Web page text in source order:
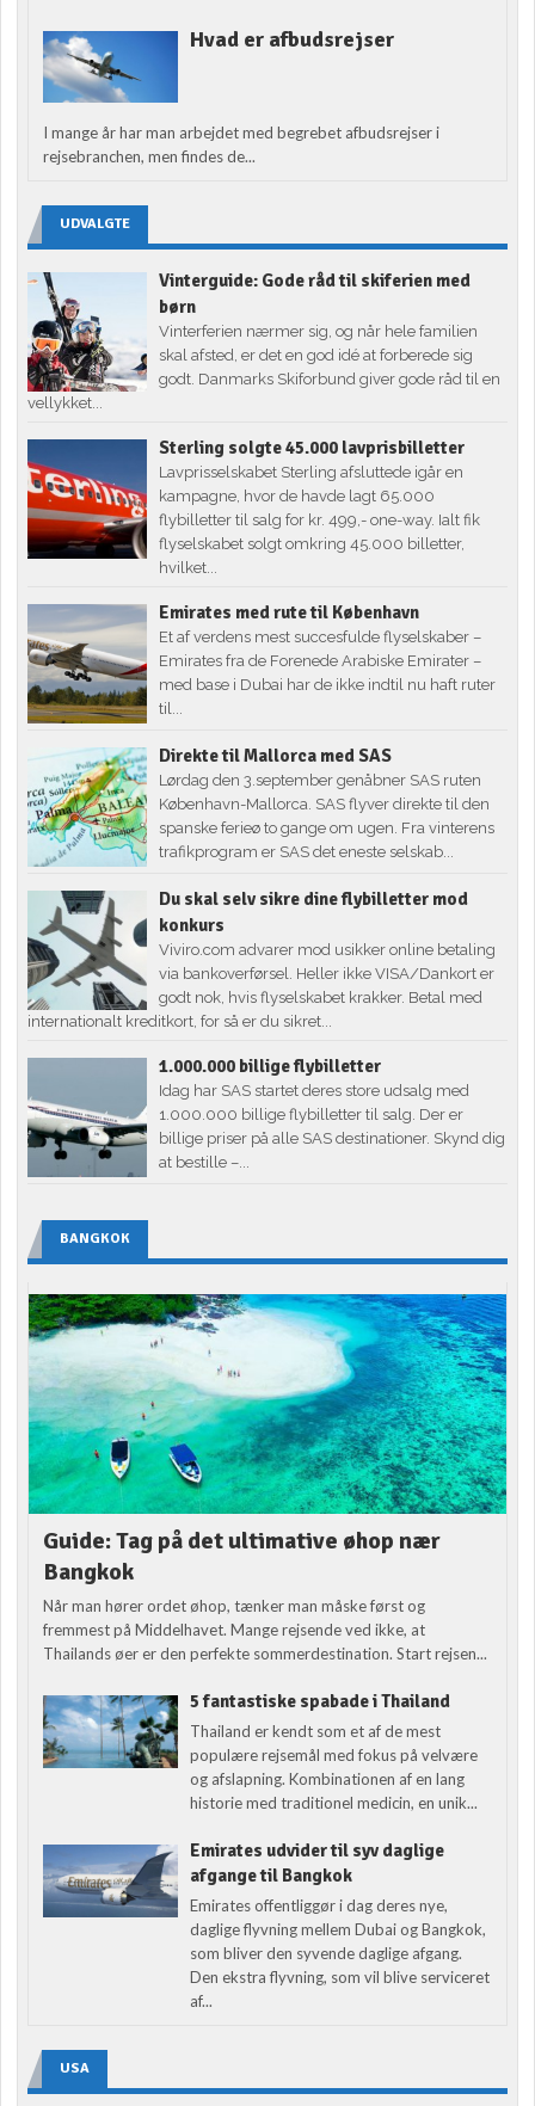
Hvad er afbudsrejser
I mange år har man arbejdet med begrebet afbudsrejser i
rejsebranchen, men findes de...
UDVALGTE
Vinterguide: Gode råd til skiferien med
børn
Vinterferien nærmer sig, og når hele familien
skal afsted, er det en god idé at forberede sig
godt. Danmarks Skiforbund giver gode råd til en
vellykket...
Sterling solgte 45.000 lavprisbilletter
Lavprisselskabet Sterling afsluttede igår en
kampagne, hvor de havde lagt 65.000
flybilletter til salg for kr. 499,- one-way. Ialt fik
flyselskabet solgt omkring 45.000 billetter,
hvilket...
Emirates med rute til København
Et af verdens mest succesfulde flyselskaber –
Emirates fra de Forenede Arabiske Emirater –
med base i Dubai har de ikke indtil nu haft ruter
til...
Direkte til Mallorca med SAS
Lørdag den 3.september genåbner SAS ruten
København-Mallorca. SAS flyver direkte til den
spanske ferieø to gange om ugen. Fra vinterens
trafikprogram er SAS det eneste selskab...
Du skal selv sikre dine flybilletter mod
konkurs
Viviro.com advarer mod usikker online betaling
via bankoverførsel. Heller ikke VISA/Dankort er
godt nok, hvis flyselskabet krakker. Betal med
internationalt kreditkort, for så er du sikret...
1.000.000 billige flybilletter
Idag har SAS startet deres store udsalg med
1.000.000 billige flybilletter til salg. Der er
billige priser på alle SAS destinationer. Skynd dig
at bestille –...
BANGKOK
Guide: Tag på det ultimative øhop nær
Bangkok
Når man hører ordet øhop, tænker man måske først og
fremmest på Middelhavet. Mange rejsende ved ikke, at
Thailands øer er den perfekte sommerdestination. Start rejsen...
5 fantastiske spabade i Thailand
Thailand er kendt som et af de mest
populære rejsemål med fokus på velvære
og afslapning. Kombinationen af en lang
historie med traditionel medicin, en unik...
Emirates udvider til syv daglige
afgange til Bangkok
Emirates offentliggør i dag deres nye,
daglige flyvning mellem Dubai og Bangkok,
som bliver den syvende daglige afgang.
Den ekstra flyvning, som vil blive serviceret
af...
USA